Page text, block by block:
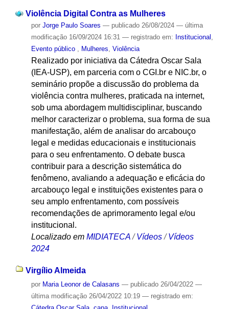
Violência Digital Contra as Mulheres
por Jorge Paulo Soares — publicado26/08/2024 — última
modificação16/09/2024 16:31 — registrado em: Institucional
Evento público
Mulheres Violência
Realizado por iniciativa da Cátedra Oscar Sala
(IEA-USP), em parceria com o CGI.br e NIC.br, o
seminário propõe a discussão do problema da
violência contra mulheres, praticada na internet,
sob uma abordagem multidisciplinar, buscando
melhor caracterizar o problema, sua forma de sua
manifestação, além de analisar do arcabouço
legal e medidas educacionais e institucionais
para o seu enfrentamento. O debate busca
contribuir para a descrição sistemática do
fenômeno, avaliando a adequação e eficácia do
arcabouço legal e instituições existentes para o
seu amplo enfrentamento, com possíveis
recomendações de aprimoramento legal e/ou
institucional.
Localizado em MIDIATECA /Vídeos /Vídeos
2024
Virgílio Almeida
por Maria Leonor de Calasans — publicado26/04/2022 —
última modificação26/04/2022 10:19 — registrado em: